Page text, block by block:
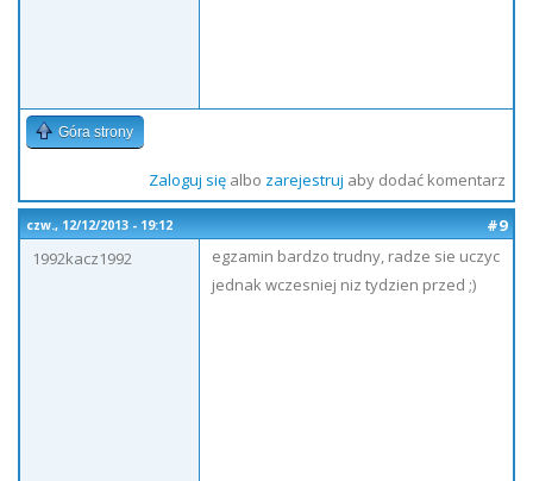
Góra strony
Zaloguj sięalbo zarejestruj aby dodać komentarz
czw., 12/12/2013 - 19:12
#9
1992kacz1992
egzamin bardzo trudny, radze sie uczyc
jednak wczesniej niz tydzien przed ;)